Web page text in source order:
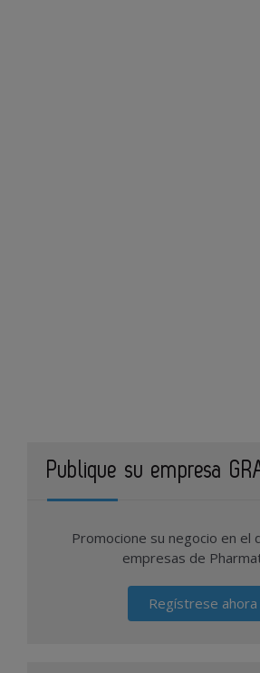
Publique su empresa
Promocione su negocio en el
empresas de
Regístrese ahora